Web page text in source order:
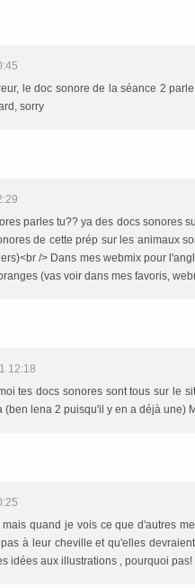
le doc sonore de la séance 2
sorry
parles tu?? ya des docs sonores
de cette prép sur les animaux
/> Dans mes webmix pour
(vas voir dans mes favoris,
12:18
tes docs sonores sont tous sur le
(ben lena 2 puisqu'il y en a déjà une)
quand je vois ce que d'autres
à leur cheville et qu'elles
idées aux illustrations , pourquoi pas!